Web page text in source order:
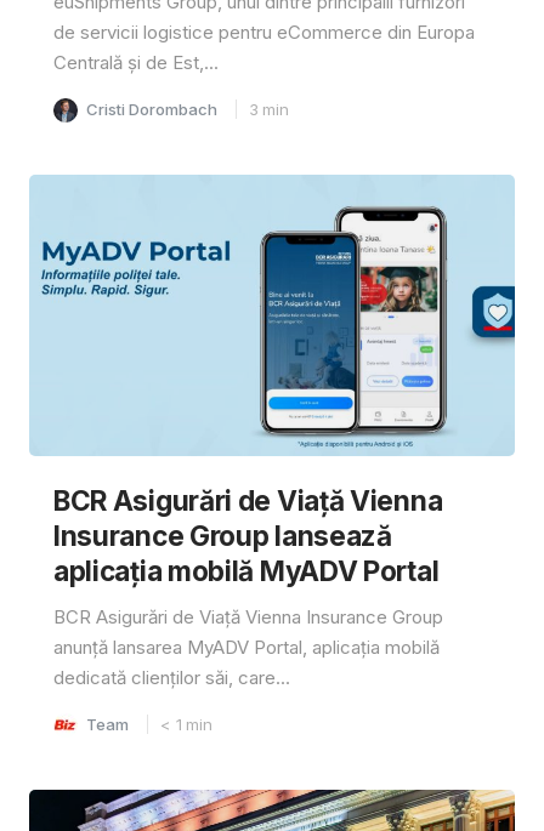
de servicii logistice pentru eCommerce din Europa
Centrală și de Est,...
Cristi Dorombach 3 min
BCR Asigurări de Viață Vienna
Insurance Group lansează
aplicația mobilă MyADV Portal
BCR Asigurări de Viață Vienna Insurance Group
anunță lansarea MyADV Portal, aplicația mobilă
dedicată clienților săi, care...
Team < 1 min